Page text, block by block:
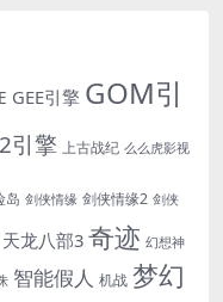
GEE引擎 GOM引
引擎 上古战纪 么么虎影视
岛 剑侠情缘 剑侠情缘2 剑侠
天龙八部3 奇迹 幻想神
智能假人 机战 梦幻